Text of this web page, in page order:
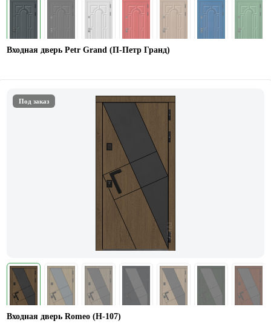
Входная дверь Petr Grand (П-Петр Гранд)
Под заказ
Входная дверь Romeo (Н-107)